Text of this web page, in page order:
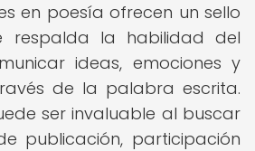
en poesía ofrecen un sello
respalda la habilidad del
ideas, emociones y
de la palabra escrita.
ser invaluable al buscar
publicación, participación